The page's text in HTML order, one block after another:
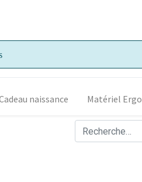
naissance Matériel Ergo